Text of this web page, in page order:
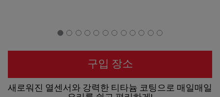
구입 장소
새로워진 열센서와 강력한 티타늄 코팅으로 매일매일